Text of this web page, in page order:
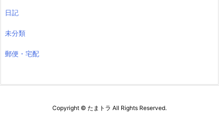
日記
未分類
郵便・宅配
Copyright © たまトラ All Rights Reserved.